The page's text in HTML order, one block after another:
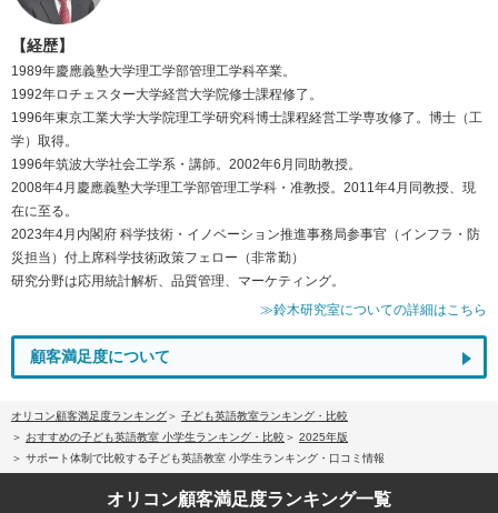
【経歴】
1989年慶應義塾大学理工学部管理工学科卒業。
1992年ロチェスター大学経営大学院修士課程修了。
1996年東京工業大学大学院理工学研究科博士課程経営工学専攻修了。博士（工
学）取得。
1996年筑波大学社会工学系・講師。2002年6月同助教授。
2008年4月慶應義塾大学理工学部管理工学科・准教授。2011年4月同教授、現
在に至る。
2023年4月内閣府 科学技術・イノベーション推進事務局参事官（インフラ・防
災担当）付上席科学技術政策フェロー（非常勤）
研究分野は応用統計解析、品質管理、マーケティング。
≫鈴木研究室についての詳細はこちら
顧客満足度について
オリコン顧客満足度ランキング
子ども英語教室ランキング・比較
おすすめの子ども英語教室 小学生ランキング・比較
2025年版
サポート体制で比較する子ども英語教室 小学生ランキング・口コミ情報
オリコン顧客満足度ランキング一覧